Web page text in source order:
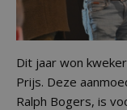
Dit jaar won
Prijs. Deze
Ralph Bogers, is